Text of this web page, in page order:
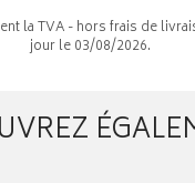
la TVA - hors frais de
jour le 03/08/2026.